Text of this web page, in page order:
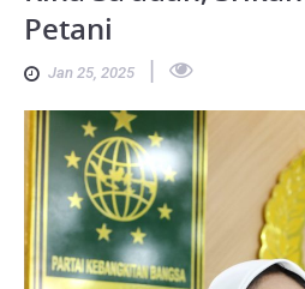
Petani
Jan 25, 2025